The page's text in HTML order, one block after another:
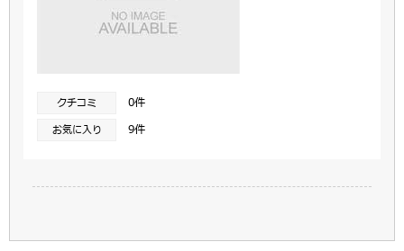
クチコミ 0件
お気に入り 9件